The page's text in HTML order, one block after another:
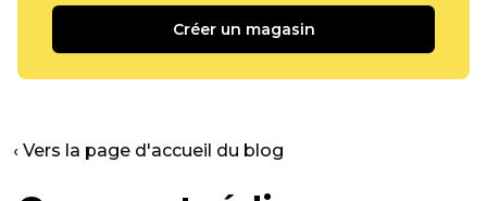
Créer un magasin
‹ Vers la page d'accueil du blog